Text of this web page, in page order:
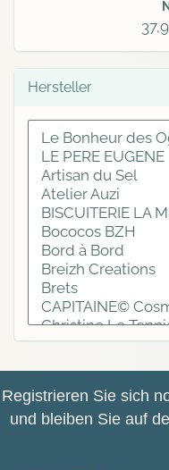
Hersteller
Registrieren Sie sich
und bleiben Sie auf